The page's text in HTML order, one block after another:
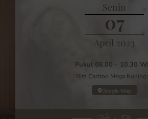
Senin
07
April 2023
Pukul 08.00 - 10.30
Ritz Carlton Mega
Google Map